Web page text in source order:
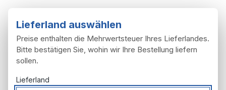
Lieferland auswählen
Preise enthalten die Mehrwertsteuer Ihres Lieferlandes.
Bitte bestätigen Sie, wohin wir Ihre Bestellung liefern
sollen.
Lieferland